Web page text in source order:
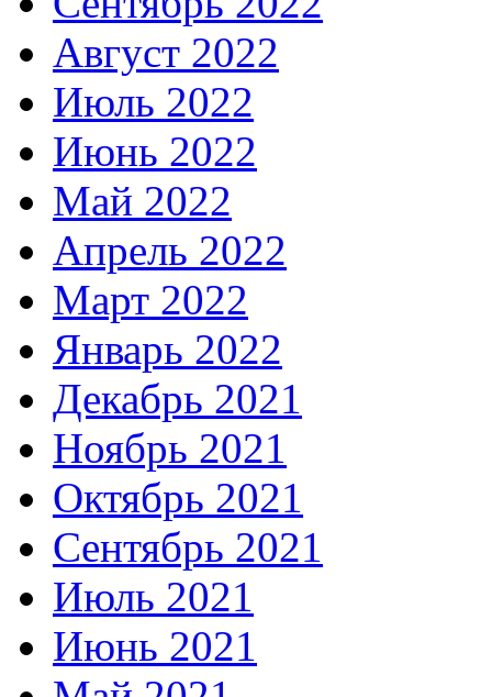
Август 2022
Июль 2022
Июнь 2022
Май 2022
Апрель 2022
Март 2022
Январь 2022
Декабрь 2021
Ноябрь 2021
Октябрь 2021
Сентябрь 2021
Июль 2021
Июнь 2021